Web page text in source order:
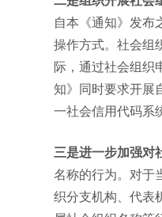
自本《通知》发布
操作方式。社会组
际，通过社会组织
知》同时要求开展
一社会信用代码系
三是进一步加强对
名称的行为。对于
织分支机构、代表